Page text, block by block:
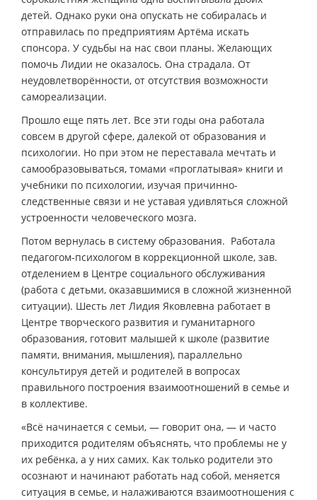
детей. Однако руки она опускать не собиралась и
отправилась по предприятиям Артёма искать
спонсора. У судьбы на нас свои планы. Желающих
помочь Лидии не оказалось. Она страдала. От
неудовлетворённости, от отсутствия возможности
самореализации.
Прошло еще пять лет. Все эти годы она работала
совсем в другой сфере, далекой от образования и
психологии. Но при этом не переставала мечтать и
самообразовываться, томами «проглатывая» книги и
учебники по психологии, изучая причинно-
следственные связи и не уставая удивляться сложной
устроенности человеческого мозга.
Потом вернулась в систему образования. Работала
педагогом-психологом в коррекционной школе, зав.
отделением в Центре социального обслуживания
(работа с детьми, оказавшимися в сложной жизненной
ситуации). Шесть лет Лидия Яковлевна работает в
Центре творческого развития и гуманитарного
образования, готовит малышей к школе (развитие
памяти, внимания, мышления), параллельно
консультируя детей и родителей в вопросах
правильного построения взаимоотношений в семье и
в коллективе.
«Всё начинается с семьи, — говорит она, — и часто
приходится родителям объяснять, что проблемы не у
их ребёнка, а у них самих. Как только родители это
осознают и начинают работать над собой, меняется
ситуация в семье, и налаживаются взаимоотношения с